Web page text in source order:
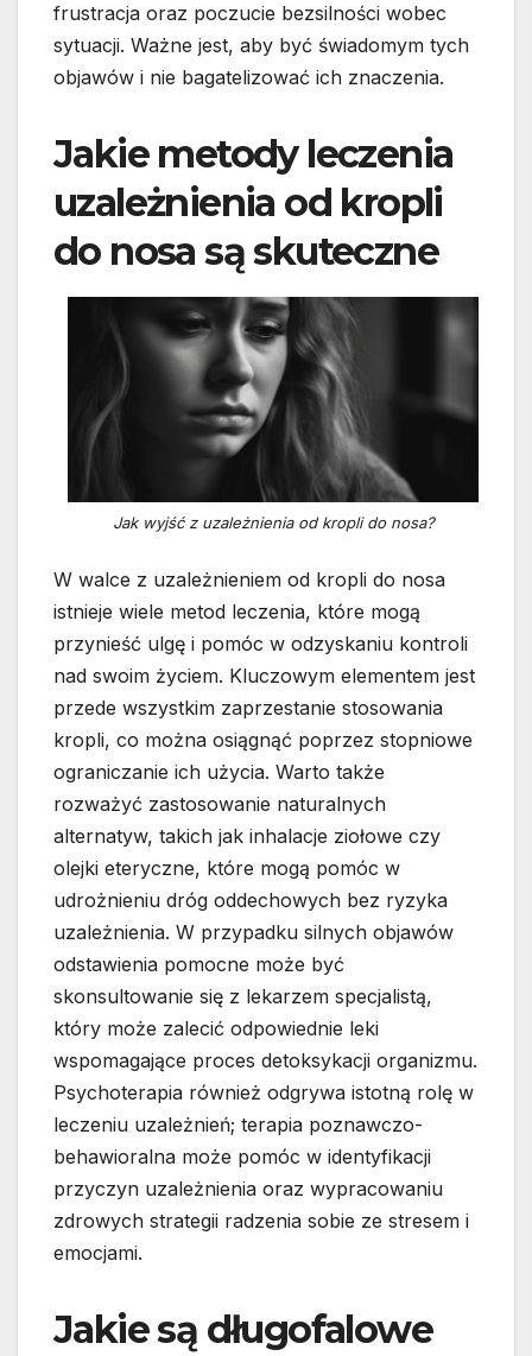
frustracja oraz poczucie bezsilności wobec
sytuacji. Ważne jest, aby być świadomym tych
objawów i nie bagatelizować ich znaczenia.
Jakie metody leczenia
uzależnienia od kropli
do nosa są skuteczne
Jak wyjść z uzależnienia od kropli do nosa?
W walce z uzależnieniem od kropli do nosa
istnieje wiele metod leczenia, które mogą
przynieść ulgę i pomóc w odzyskaniu kontroli
nad swoim życiem. Kluczowym elementem jest
przede wszystkim zaprzestanie stosowania
kropli, co można osiągnąć poprzez stopniowe
ograniczanie ich użycia. Warto także
rozważyć zastosowanie naturalnych
alternatyw, takich jak inhalacje ziołowe czy
olejki eteryczne, które mogą pomóc w
udrożnieniu dróg oddechowych bez ryzyka
uzależnienia. W przypadku silnych objawów
odstawienia pomocne może być
skonsultowanie się z lekarzem specjalistą,
który może zalecić odpowiednie leki
wspomagające proces detoksykacji organizmu.
Psychoterapia również odgrywa istotną rolę w
leczeniu uzależnień; terapia poznawczo-
behawioralna może pomóc w identyfikacji
przyczyn uzależnienia oraz wypracowaniu
zdrowych strategii radzenia sobie ze stresem i
emocjami.
Jakie są długofalowe